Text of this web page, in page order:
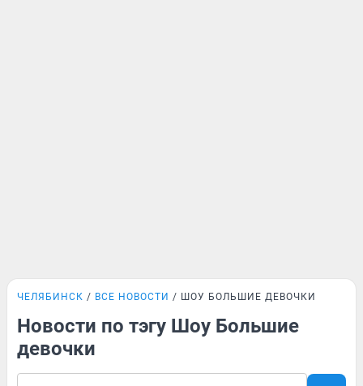
ЧЕЛЯБИНСК ВСЕ НОВОСТИ ШОУ БОЛЬШИЕ ДЕВОЧКИ
Новости по тэгу Шоу Большие
девочки